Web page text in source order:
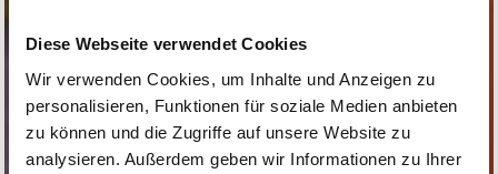
Diese Webseite verwendet Cookies
Wir verwenden Cookies, um Inhalte und Anzeigen zu
personalisieren, Funktionen für soziale Medien anbieten
zu können und die Zugriffe auf unsere Website zu
analysieren. Außerdem geben wir Informationen zu Ihrer